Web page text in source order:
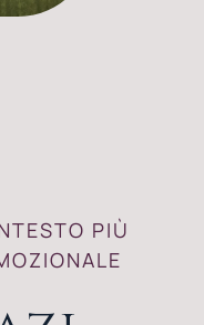
PIÙ